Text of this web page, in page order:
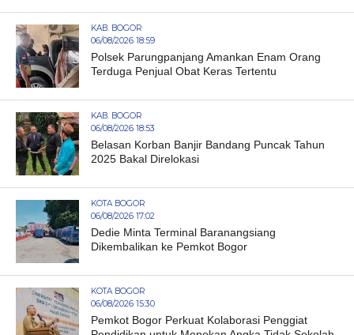
KAB. BOGOR
06/08/2026 18:59
Polsek Parungpanjang Amankan Enam Orang
Terduga Penjual Obat Keras Tertentu
KAB. BOGOR
06/08/2026 18:53
Belasan Korban Banjir Bandang Puncak Tahun
2025 Bakal Direlokasi
KOTA BOGOR
06/08/2026 17:02
Dedie Minta Terminal Baranangsiang
Dikembalikan ke Pemkot Bogor
KOTA BOGOR
06/08/2026 15:30
Pemkot Bogor Perkuat Kolaborasi Penggiat